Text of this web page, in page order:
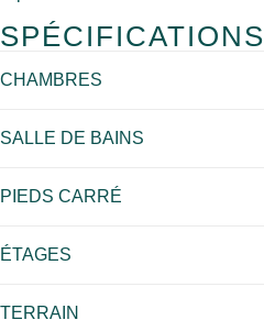
SPÉCIFICATIONS
CHAMBRES
SALLE DE BAINS
PIEDS CARRÉ
ÉTAGES
TERRAIN